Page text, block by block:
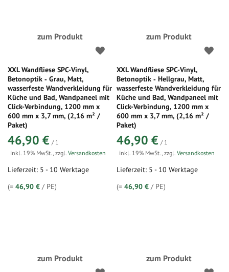
zum Produkt
XXL Wandfliese SPC-Vinyl,
Betonoptik ‑ Grau, Matt,
wasserfeste Wandverkleidung für
Küche und Bad, Wandpaneel mit
Click-Verbindung, 1200 mm x
600 mm x 3,7 mm, (2,16 m² /
Paket)
46,90 € / 1
inkl. 19% MwSt., zzgl. Versandkosten
Lieferzeit: 5 - 10 Werktage
(= 46,90 € / PE)
zum Produkt
XXL Wandfliese SPC-Vinyl,
Betonoptik ‑ Hellgrau, Matt,
wasserfeste Wandverkleidung für
Küche und Bad, Wandpaneel mit
Click-Verbindung, 1200 mm x
600 mm x 3,7 mm, (2,16 m² /
Paket)
46,90 € / 1
inkl. 19% MwSt.,zzgl.Versandkosten
Lieferzeit: 5 - 10 Werktage
(=46,90 € / PE)
zum Produkt zum Produkt